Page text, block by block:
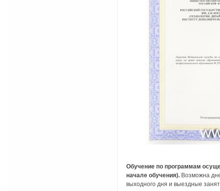
Обучение по программам
начале обучения). Возможна
выходного дня и выездные